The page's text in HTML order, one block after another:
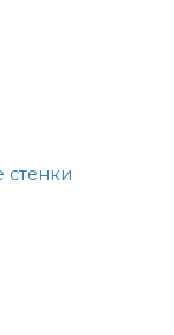
стенки